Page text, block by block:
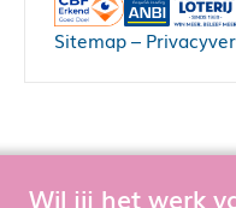
Sitemap–
Wil jij het werk